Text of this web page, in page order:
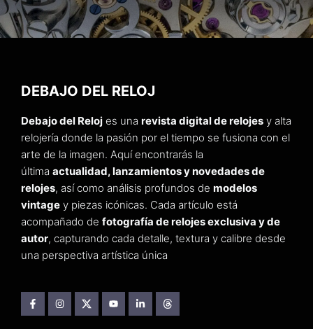
DEBAJO DEL RELOJ
Debajo del Reloj es una revista digital de relojes y alta
relojería donde la pasión por el tiempo se fusiona con el
arte de la imagen. Aquí encontrarás la
última actualidad, lanzamientos y novedades de
relojes, así como análisis profundos de modelos
vintage y piezas icónicas. Cada artículo está
acompañado de fotografía de relojes exclusiva y de
autor, capturando cada detalle, textura y calibre desde
una perspectiva artística única